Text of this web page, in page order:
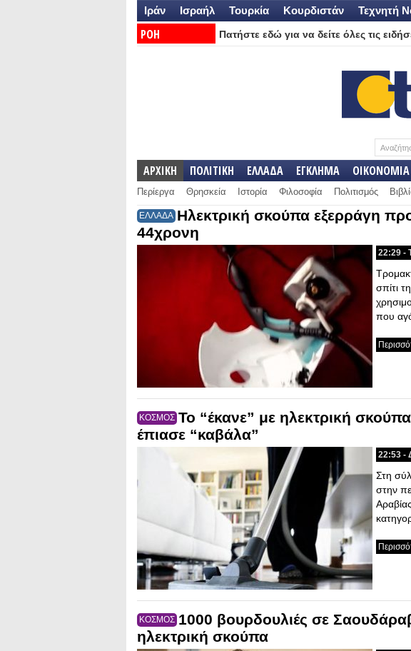
Ιράν Ισραήλ Τουρκία Κουρδιστάν Τεχνητή
ΡΟΗ
Πατήστε εδώ για να δείτε όλες τις
ΑΡΧΙΚΗ ΠΟΛΙΤΙΚΗ ΕΛΛΑΔΑ ΕΓΚΛΗΜΑ ΟΙΚΟΝΟΜΙΑ
Περίεργα Θρησκεία Ιστορία Φιλοσοφία Πολιτισμός
ΕΛΛΑΔΑ Ηλεκτρική σκούπα εξερράγη
44χρονη
22:29 -
σπίτι
που
ΚΟΣΜΟΣ To “έκανε” με ηλεκτρική
έπιασε “καβάλα”
22:53 -
Στη
στην
ΚΟΣΜΟΣ 1000 βουρδουλιές σε
ηλεκτρική σκούπα